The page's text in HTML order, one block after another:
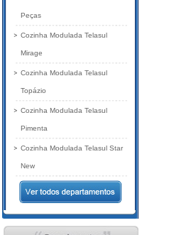
Peças
Cozinha Modulada Telasul
Mirage
Cozinha Modulada Telasul
Topázio
Cozinha Modulada Telasul
Pimenta
Cozinha Modulada Telasul Star
New